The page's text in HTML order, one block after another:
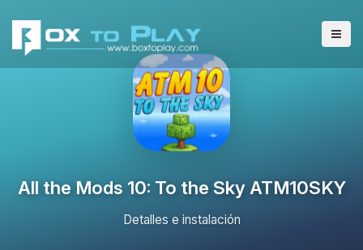
All the Mods 10: To the Sky ATM10SKY
Detalles e instalación